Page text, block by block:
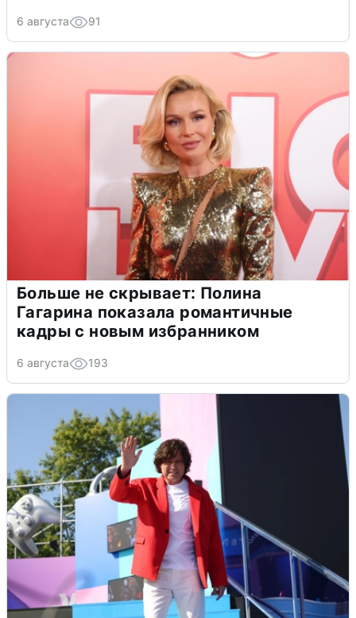
6 августа 91
Больше не скрывает: Полина
Гагарина показала романтичные
кадры с новым избранником
6 августа 193